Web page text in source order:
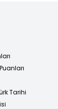
Tarihi